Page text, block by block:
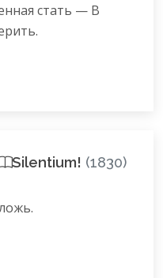
стать — В
Silentium! (1830)